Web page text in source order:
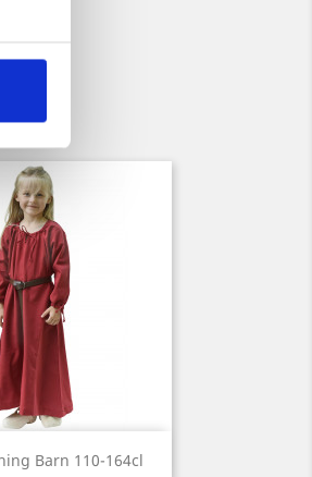
Barn 110-164cl
Snabbvy